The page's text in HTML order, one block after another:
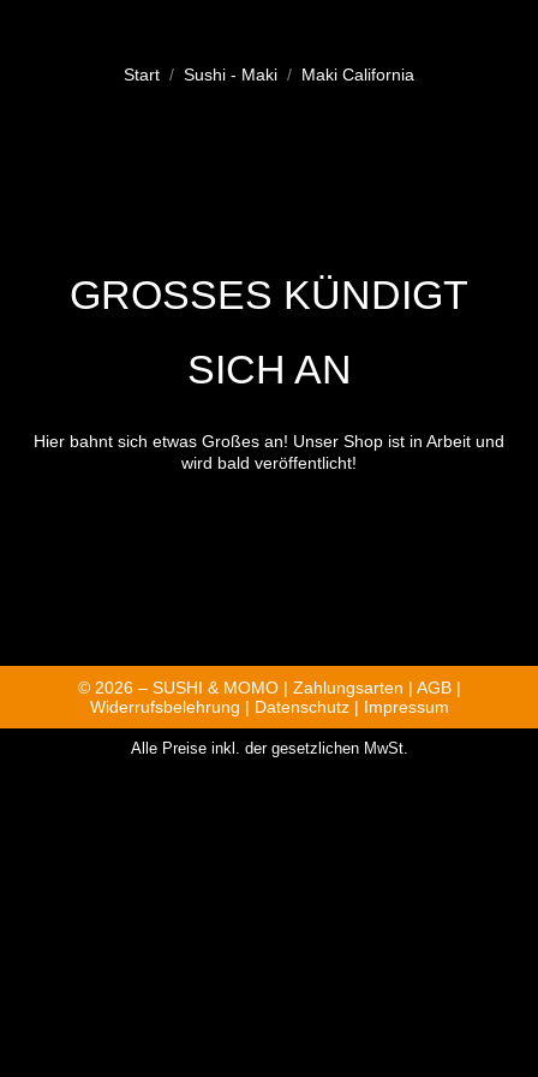
Start
Sushi - Maki Maki California
GROSSES KÜNDIGT S
ICH AN
Hier bahnt sich etwas Großes an! Unser Shop ist in Arbeit und
wird bald veröffentlicht!
© 2026 – SUSHI & MOMO | Zahlungsarten | AGB|
Widerrufsbelehrung | Datenschutz| Impressum
Alle Preise inkl. der gesetzlichen MwSt.